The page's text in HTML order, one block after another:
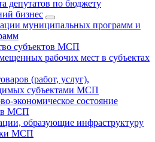
депутатов по бюджету
бизнес
муниципальных программ и
субъектов МСП
рабочих мест в субъектах
(работ, услуг),
субъектами МСП
экономическое состояние
МСП
образующие инфраструктуру
МСП